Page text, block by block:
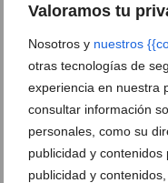
Valoramos tu
Nosotros y nuestros
otras tecnologías de
experiencia en nuestra
consultar información
personales, como su
publicidad y
publicidad y
La Sella Open crea
homenaje